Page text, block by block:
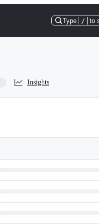
Type / to
Insights